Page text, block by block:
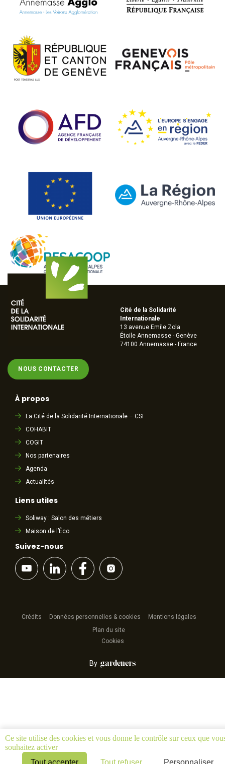
NOUS CONTACTER
Cité de la Solidarité
Internationale
13 avenue Emile Zola
Étoile Annemasse - Genève
74100 Annemasse - France
À propos
La Cité de la Solidarité Internationale – CSI
COHABIT
COGIT
Nos partenaires
Agenda
Actualités
Liens utiles
Soliway : Salon des métiers
Maison de l’Éco
Suivez-nous
Crédits Données personnelles & cookies
Mentions légales
Plan du site
Cookies
By
Ce site utilise des cookies et vous donne le contrôle sur ceux que
souhaitez activer
Tout accepter
Tout refuser Personnaliser